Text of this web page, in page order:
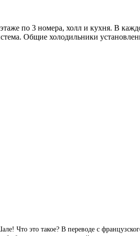
по 3 номера, холл и кухня. В
Общие холодильники
Что это такое? В переводе с